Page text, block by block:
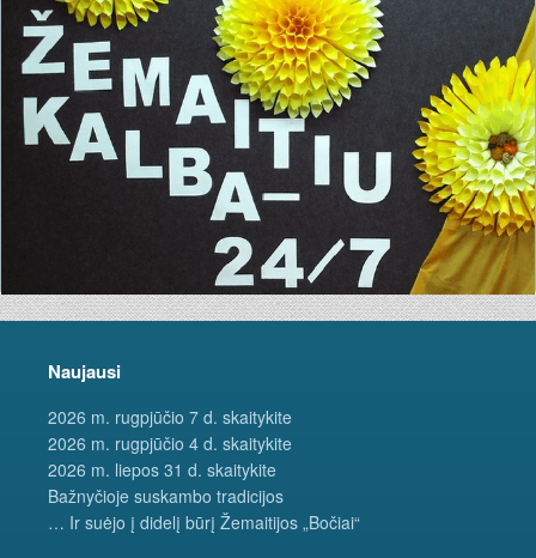
Naujausi
2026 m. rugpjūčio 7 d. skaitykite
2026 m. rugpjūčio 4 d. skaitykite
2026 m. liepos 31 d. skaitykite
Bažnyčioje suskambo tradicijos
… Ir suėjo į didelį būrį Žemaitijos „Bočiai“